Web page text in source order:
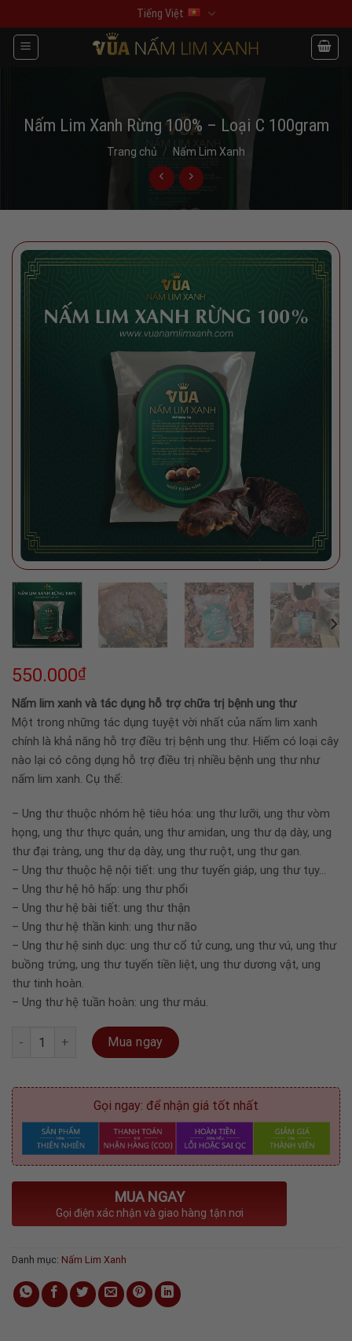
to
content
Tiếng Việt
Nấm Lim Xanh Rừng 100% – Loại C 100gram
Trang chủ / Nấm Lim Xanh
550.000₫
Nấm lim xanh và tác dụng hỗ trợ chữa trị bệnh ung thư
Một trong những tác dụng tuyệt vời nhất của nấm lim xanh
chính là khả năng hỗ trợ điều trị bệnh ung thư. Hiếm có loại cây
nào lại có công dụng hỗ trợ điều trị nhiều bệnh ung thư như
nấm lim xanh. Cụ thể:
– Ung thư thuộc nhóm hệ tiêu hóa: ung thư lưỡi, ung thư vòm
họng, ung thư thực quản, ung thư amidan, ung thư dạ dày, ung
thư đại tràng, ung thư dạ dày, ung thư ruột, ung thư gan.
– Ung thư thuộc hệ nội tiết: ung thư tuyến giáp, ung thư tụy…
– Ung thư hệ hô hấp: ung thư phổi
– Ung thư hệ bài tiết: ung thư thận
– Ung thư hệ thần kinh: ung thư não
– Ung thư hệ sinh dục: ung thư cổ tử cung, ung thư vú, ung thư
buồng trứng, ung thư tuyến tiền liệt, ung thư dương vật, ung
thư tinh hoàn.
– Ung thư hệ tuần hoàn: ung thư máu.
Nấm Lim Xanh Rừng 100% - Loại C 100gram số lượng
Mua ngay
Gọi ngay: để nhận giá tốt nhất
MUA NGAY
Gọi điện xác nhận và giao hàng tận nơi
Danh mục: Nấm Lim Xanh